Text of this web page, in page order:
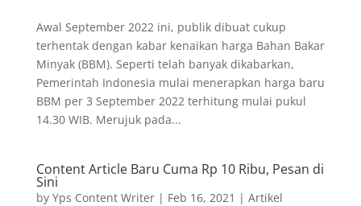
Awal September 2022 ini, publik dibuat cukup
terhentak dengan kabar kenaikan harga Bahan Bakar
Minyak (BBM). Seperti telah banyak dikabarkan,
Pemerintah Indonesia mulai menerapkan harga baru
BBM per 3 September 2022 terhitung mulai pukul
14.30 WIB. Merujuk pada...
Content Article Baru Cuma Rp 10 Ribu, Pesan di
Sini
by Yps Content Writer| Feb 16, 2021 | Artikel